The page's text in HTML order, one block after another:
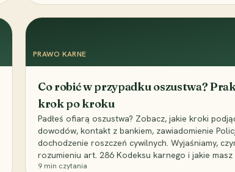
PRAWO KARNE
Co robić w przypadku oszustwa?
krok po kroku
Padłeś ofiarą oszustwa? Zobacz, jakie kroki
dowodów, kontakt z bankiem, zawiadomienie
dochodzenie roszczeń cywilnych. Wyjaśniamy,
rozumieniu art. 286 Kodeksu karnego i jakie
9 min czytania